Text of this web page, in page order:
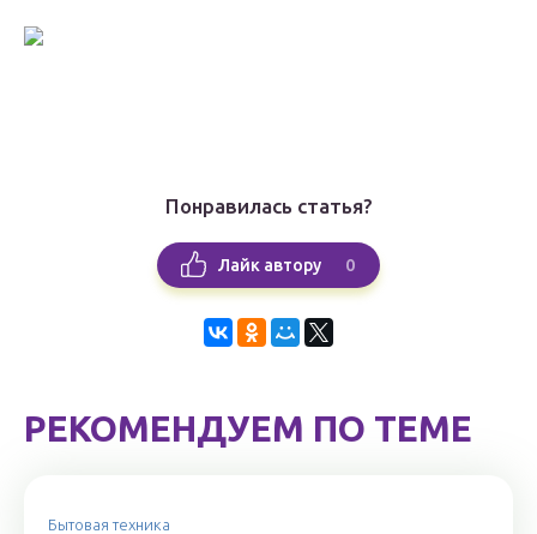
Понравилась статья?
Лайк автору 0
РЕКОМЕНДУЕМ ПО ТЕМЕ
Бытовая техника